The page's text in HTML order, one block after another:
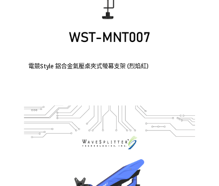
電競Style 鋁合金氣壓桌夾式螢幕支架 (烈焰紅)